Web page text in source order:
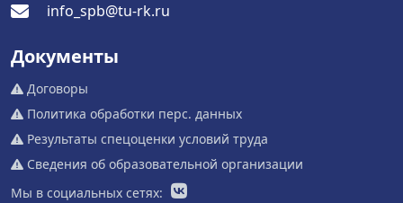
info_spb@tu-rk.ru
Документы
Договоры
Политика обработки перс. данных
Результаты спецоценки условий труда
Сведения об образовательной организации
Мы в социальных сетях: